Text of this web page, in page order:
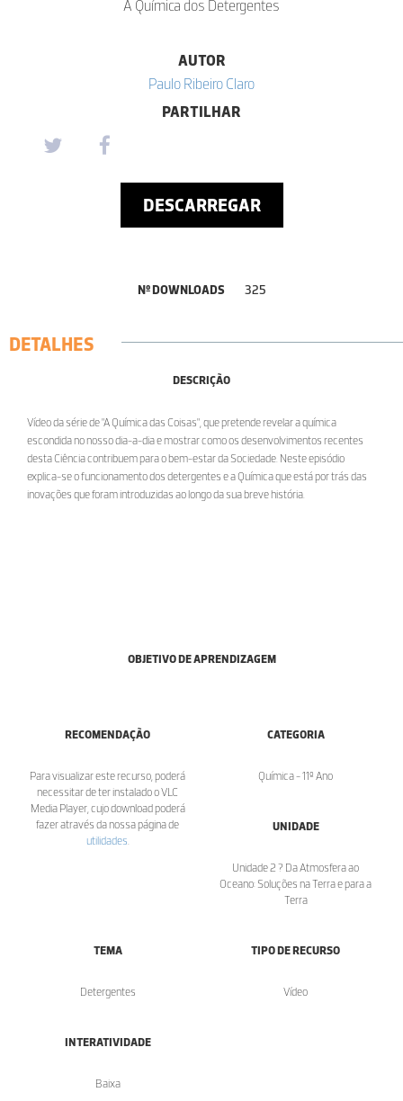
A Química dos Detergentes
AUTOR
Paulo Ribeiro Claro
PARTILHAR
DESCARREGAR
Nº DOWNLOADS 325
DETALHES
DESCRIÇÃO
Vídeo da série de "A Química das Coisas", que pretende revelar a química
escondida no nosso dia-a-dia e mostrar como os desenvolvimentos recentes
desta Ciência contribuem para o bem-estar da Sociedade. Neste episódio
explica-se o funcionamento dos detergentes e a Química que está por trás das
inovações que foram introduzidas ao longo da sua breve história.
OBJETIVO DE APRENDIZAGEM
RECOMENDAÇÃO
Para visualizar este recurso, poderá
necessitar de ter instalado o VLC
Media Player, cujo download poderá
fazer através da nossa página de
utilidades
CATEGORIA
Química - 11º Ano
UNIDADE
Unidade 2 ? Da Atmosfera ao
Oceano: Soluções na Terra e para a
Terra
TEMA
Detergentes
TIPO DE RECURSO
Vídeo
INTERATIVIDADE
Baixa